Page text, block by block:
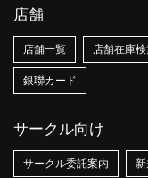
店舗
店舗一覧 店舗在庫
銀聯カード
サークル向け
サークル委託案内